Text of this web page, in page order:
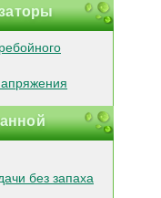
без запаха